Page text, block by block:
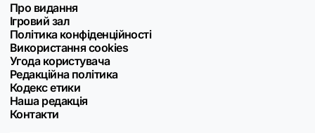
Про видання
Ігровий зал
Політика конфіденційності
Використання cookies
Угода користувача
Редакційна політика
Кодекс етики
Наша редакція
Контакти